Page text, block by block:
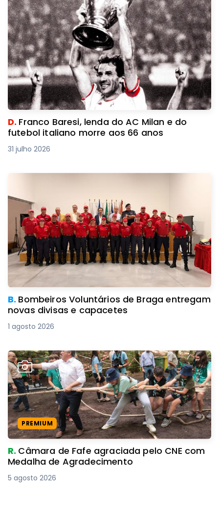
D. Franco Baresi, lenda do AC Milan e do
futebol italiano morre aos 66 anos
31 julho 2026
B. Bombeiros Voluntários de Braga entregam
novas divisas e capacetes
1 agosto 2026
PREMIUM
R. Câmara de Fafe agraciada pelo CNE com
Medalha de Agradecimento
5 agosto 2026